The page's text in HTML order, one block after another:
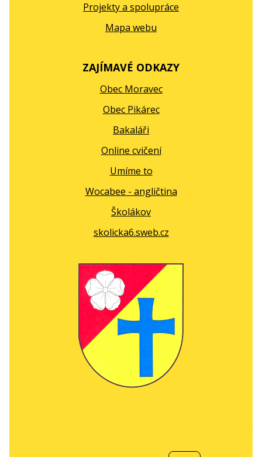
Projekty a spolupráce
Mapa webu
ZAJÍMAVÉ ODKAZY
Obec Moravec
Obec Pikárec
Bakaláři
Online cvičení
Umíme to
Wocabee - angličtina
Školákov
skolicka6.sweb.cz